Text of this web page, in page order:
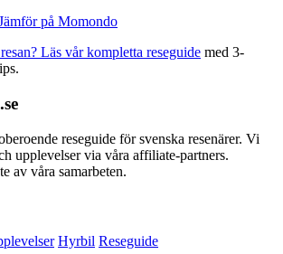
på Momondo
Läs vår kompletta reseguide med 3-
reseguide för svenska resenärer. Vi
upplevelser via våra affiliate-partners.
av våra samarbeten.
Hyrbil Reseguide